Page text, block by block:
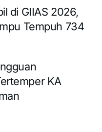
di GIIAS 2026,
Tempuh 734
KA